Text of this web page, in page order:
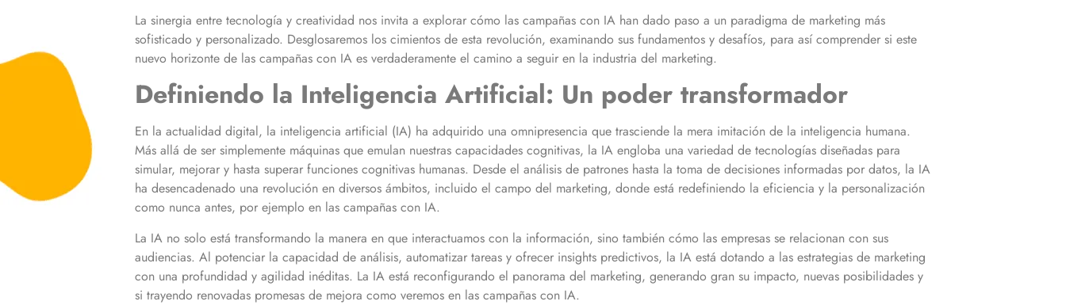
La sinergia entre tecnología y creatividad nos invita a explorar cómo las campañas con IA han dado paso a un paradigma de marketing más
sofisticado y personalizado. Desglosaremos los cimientos de esta revolución, examinando sus fundamentos y desafíos, para así comprender si este
nuevo horizonte de las campañas con IA es verdaderamente el camino a seguir en la industria del marketing.
Definiendo la Inteligencia Artificial: Un poder transformador
En la actualidad digital, la inteligencia artificial (IA) ha adquirido una omnipresencia que trasciende la mera imitación de la inteligencia humana.
Más allá de ser simplemente máquinas que emulan nuestras capacidades cognitivas, la IA engloba una variedad de tecnologías diseñadas para
simular, mejorar y hasta superar funciones cognitivas humanas. Desde el análisis de patrones hasta la toma de decisiones informadas por datos, la IA
ha desencadenado una revolución en diversos ámbitos, incluido el campo del marketing, donde está redefiniendo la eficiencia y la personalización
como nunca antes, por ejemplo en las campañas con IA.
La IA no solo está transformando la manera en que interactuamos con la información, sino también cómo las empresas se relacionan con sus
audiencias. Al potenciar la capacidad de análisis, automatizar tareas y ofrecer insights predictivos, la IA está dotando a las estrategias de marketing
con una profundidad y agilidad inéditas. La IA está reconfigurando el panorama del marketing, generando gran su impacto, nuevas posibilidades y
si trayendo renovadas promesas de mejora como veremos en las campañas con IA.